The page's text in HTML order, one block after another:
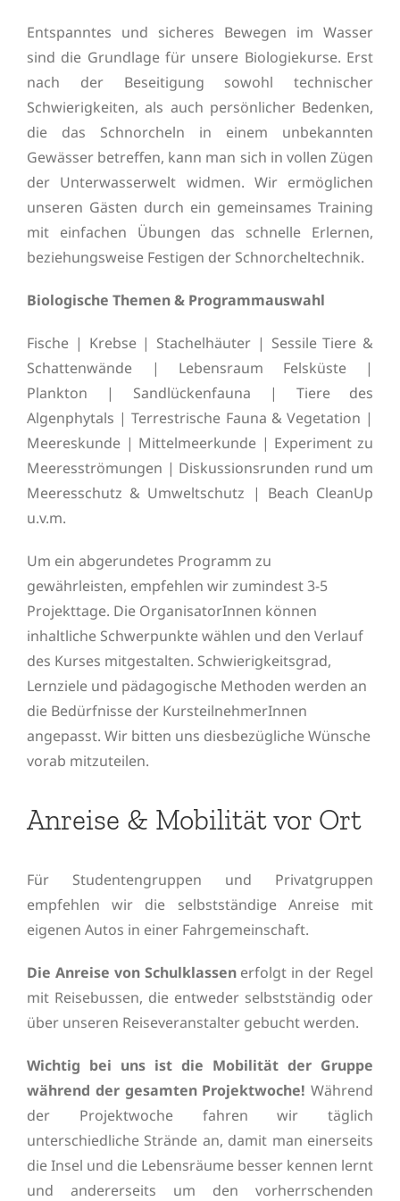
Entspanntes und sicheres Bewegen im Wasser
sind die Grundlage für unsere Biologiekurse. Erst
nach der Beseitigung sowohl technischer
Schwierigkeiten, als auch persönlicher Bedenken,
die das Schnorcheln in einem unbekannten
Gewässer betreffen, kann man sich in vollen Zügen
der Unterwasserwelt widmen. Wir ermöglichen
unseren Gästen durch ein gemeinsames Training
mit einfachen Übungen das schnelle Erlernen,
beziehungsweise Festigen der Schnorcheltechnik.
Biologische Themen & Programmauswahl
Fische | Krebse | Stachelhäuter | Sessile Tiere &
Schattenwände | Lebensraum Felsküste |
Plankton | Sandlückenfauna | Tiere des
Algenphytals | Terrestrische Fauna & Vegetation |
Meereskunde | Mittelmeerkunde | Experiment zu
Meeresströmungen | Diskussionsrunden rund um
Meeresschutz & Umweltschutz | Beach CleanUp
u.v.m.
Um ein abgerundetes Programm zu
gewährleisten, empfehlen wir zumindest 3-5
Projekttage. Die OrganisatorInnen können
inhaltliche Schwerpunkte wählen und den Verlauf
des Kurses mitgestalten. Schwierigkeitsgrad,
Lernziele und pädagogische Methoden werden an
die Bedürfnisse der KursteilnehmerInnen
angepasst. Wir bitten uns diesbezügliche Wünsche
vorab mitzuteilen.
Anreise & Mobilität vor Ort
Für Studentengruppen und Privatgruppen
empfehlen wir die selbstständige Anreise mit
eigenen Autos in einer Fahrgemeinschaft.
Die Anreise von Schulklassenerfolgt in der Regel
mit Reisebussen, die entweder selbstständig oder
über unseren Reiseveranstalter gebucht werden.
Wichtig bei uns ist die Mobilität der Gruppe
während der gesamten Projektwoche! Während
der Projektwoche fahren wir täglich
unterschiedliche Strände an, damit man einerseits
die Insel und die Lebensräume besser kennen lernt
und andererseits um den vorherrschenden